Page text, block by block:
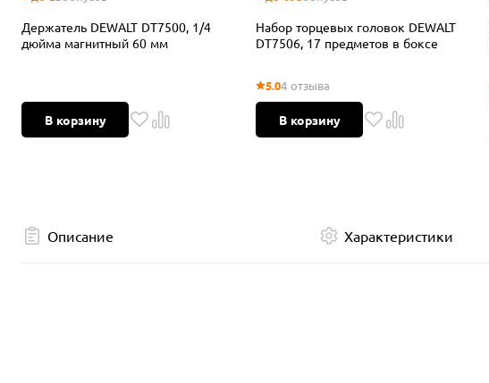
Держатель DEWALT DT7500, 1/4
дюйма магнитный 60 мм
В корзину
Набор торцевых головок DEWALT
DT7506, 17 предметов в боксе
5.04 отзыва
В корзину
Описание Характеристики